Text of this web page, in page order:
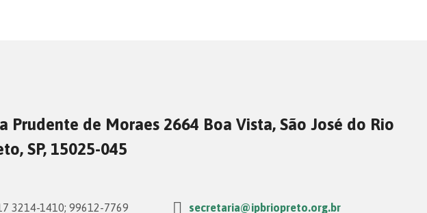
Prudente de Moraes 2664 Boa Vista, São José do Rio
SP, 15025-045
3214-1410; 99612-7769 secretaria@ipbriopreto.org.br